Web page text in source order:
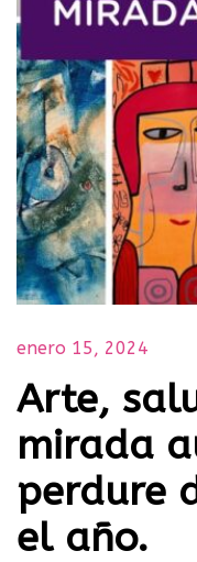
enero 15, 2024
Arte,
mirada
perdure
el año.